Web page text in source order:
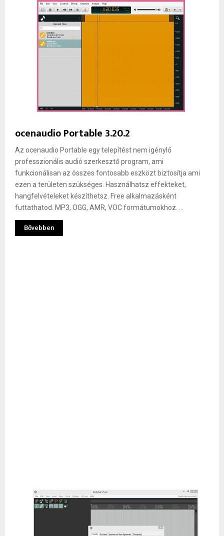
ocenaudio Portable 3.20.2
Az ocenaudio Portable egy telepítést nem igénylő
professzionális audió szerkesztő program, ami
funkcionálisan az összes fontosabb eszközt biztosítja ami
ezen a területen szükséges. Használhatsz effekteket,
hangfelvételeket készíthetsz. Free alkalmazásként
futtathatod. MP3, OGG, AMR, VOC formátumokhoz. ...
Bővebben